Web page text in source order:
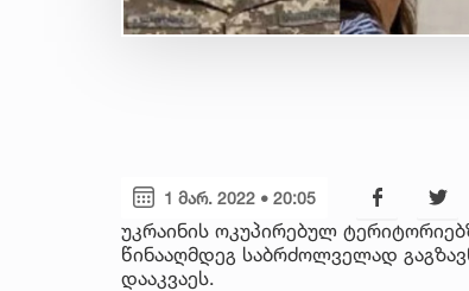
1 მარ. 2022 • 20:05
უკრაინის ოკუპირებულ
წინააღმდეგ საბრძოლველად
დააკვაეს.